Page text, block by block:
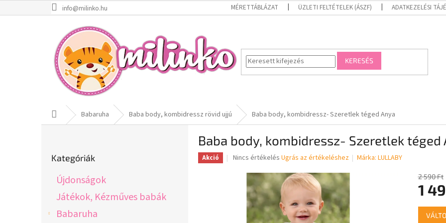
a
info@milinko.hu MÉRETTÁBLÁZAT ÜZLETI FELTÉTELEK (ÁSZF) ADATKEZELÉSI
KERESÉS
KezdőlapBabaruha Baba body, kombidressz rövid ujjú Baba body, kombidressz- Szeretlek téged Anya
átugrása
Kategóriák
Újdonságok
Játékok, Kézműves babák
Babaruha
Baba body, kombidressz- Szeretlek téged
Akció
A
átlagos
értékelése
Nincs értékelés Ugrás az értékeléshez Márka:LULLABY
2 590 Ft
1